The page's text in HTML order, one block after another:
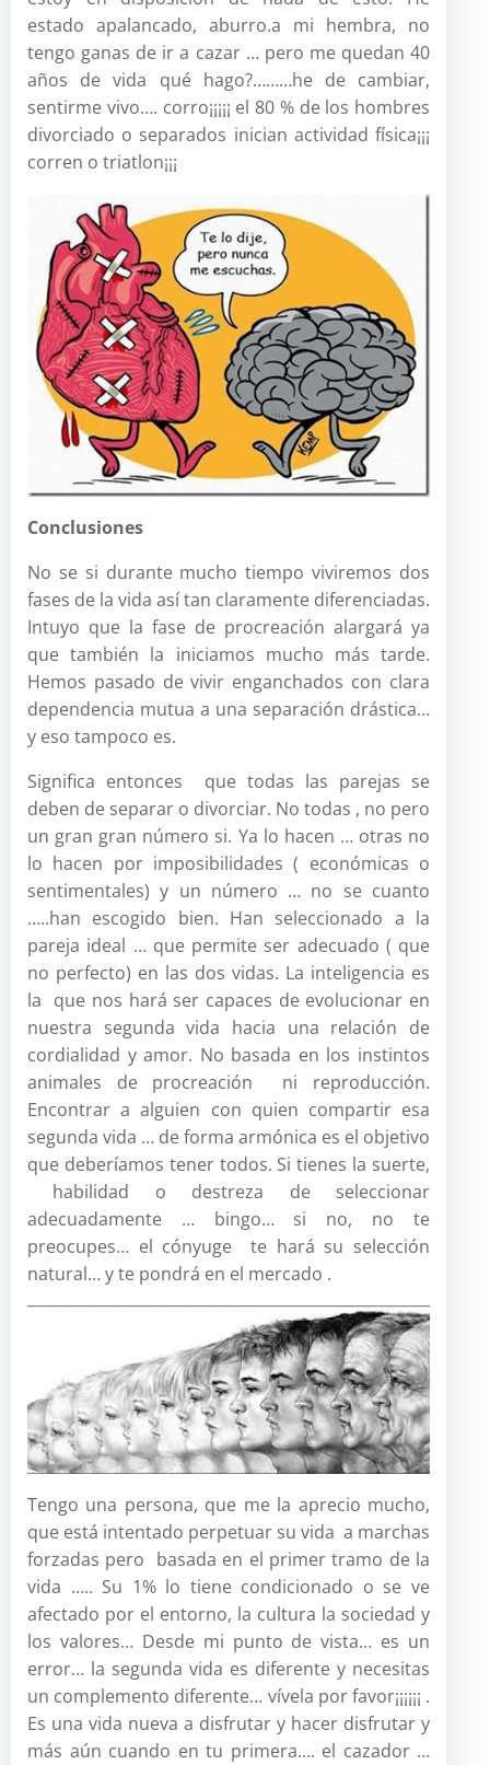
estado apalancado, aburro.a mi hembra, no
tengo ganas de ir a cazar … pero me quedan 40
años de vida qué hago?………he de cambiar,
sentirme vivo…. corro¡¡¡¡¡ el 80 % de los hombres
divorciado o separados inician actividad física¡¡¡
corren o triatlon¡¡¡
Conclusiones
No se si durante mucho tiempo viviremos dos
fases de la vida así tan claramente diferenciadas.
Intuyo que la fase de procreación alargará ya
que también la iniciamos mucho más tarde.
Hemos pasado de vivir enganchados con clara
dependencia mutua a una separación drástica…
y eso tampoco es.
Significa entonces que todas las parejas se
deben de separar o divorciar. No todas , no pero
un gran gran número si. Ya lo hacen … otras no
lo hacen por imposibilidades ( económicas o
sentimentales) y un número … no se cuanto
…..han escogido bien. Han seleccionado a la
pareja ideal … que permite ser adecuado ( que
no perfecto) en las dos vidas. La inteligencia es
la que nos hará ser capaces de evolucionar en
nuestra segunda vida hacia una relación de
cordialidad y amor. No basada en los instintos
animales de procreación ni reproducción.
Encontrar a alguien con quien compartir esa
segunda vida … de forma armónica es el objetivo
que deberíamos tener todos. Si tienes la suerte,
habilidad o destreza de seleccionar
adecuadamente … bingo… si no, no te
preocupes… el cónyuge te hará su selección
natural… y te pondrá en el mercado .
Tengo una persona, que me la aprecio mucho,
que está intentado perpetuar su vida a marchas
forzadas pero basada en el primer tramo de la
vida ….. Su 1% lo tiene condicionado o se ve
afectado por el entorno, la cultura la sociedad y
los valores… Desde mi punto de vista… es un
error… la segunda vida es diferente y necesitas
un complemento diferente… vívela por favor¡¡¡¡¡¡ .
Es una vida nueva a disfrutar y hacer disfrutar y
más aún cuando en tu primera…. el cazador …